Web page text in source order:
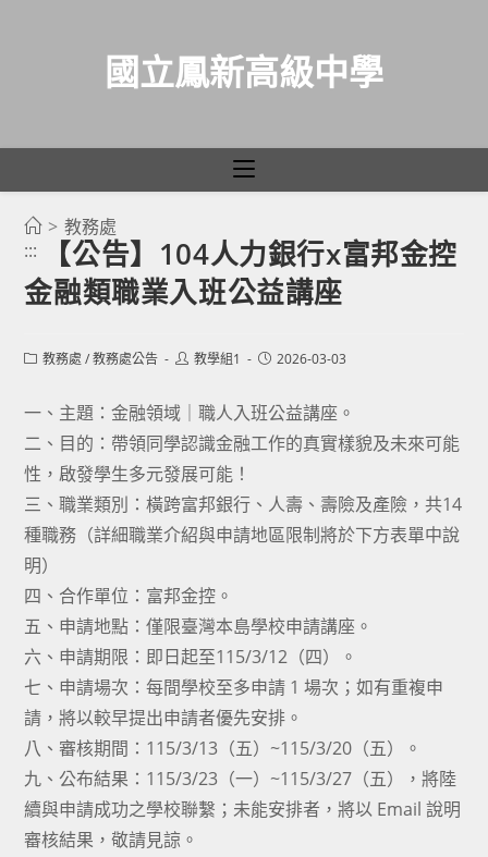
國立鳳新高級中學
> 教務處
:::
【公告】104人力銀行x富邦金控
金融類職業入班公益講座
Post教務處 / 教務處公告
Post教學組1
Post2026-03-03
一、主題：金融領域｜職人入班公益講座。
二、目的：帶領同學認識金融工作的真實樣貌及未來可能
性，啟發學生多元發展可能！
三、職業類別：橫跨富邦銀行、人壽、壽險及產險，共14
種職務（詳細職業介紹與申請地區限制將於下方表單中說
明）
四、合作單位：富邦金控。
五、申請地點：僅限臺灣本島學校申請講座。
六、申請期限：即日起至115/3/12（四）。
七、申請場次：每間學校至多申請 1 場次；如有重複申
請，將以較早提出申請者優先安排。
八、審核期間：115/3/13（五）~115/3/20（五）。
九、公布結果：115/3/23（一）~115/3/27（五），將陸
續與申請成功之學校聯繫；未能安排者，將以 Email 說明
審核結果，敬請見諒。